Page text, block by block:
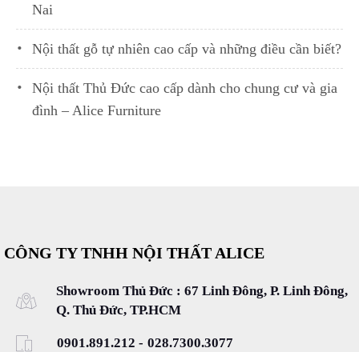
Nai
Nội thất gỗ tự nhiên cao cấp và những điều cần biết?
Nội thất Thủ Đức cao cấp dành cho chung cư và gia
đình – Alice Furniture
CÔNG TY TNHH NỘI THẤT ALICE
Showroom Thủ Đức : 67 Linh Đông, P. Linh Đông,
Q. Thủ Đức, TP.HCM
0901.891.212 - 028.7300.3077